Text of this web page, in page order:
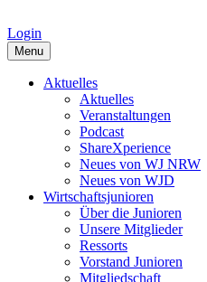
Login
Menu
Aktuelles
Aktuelles
Veranstaltungen
Podcast
ShareXperience
Neues von WJ NRW
Neues von WJD
Wirtschaftsjunioren
Über die Junioren
Unsere Mitglieder
Ressorts
Vorstand Junioren
Mitgliedschaft